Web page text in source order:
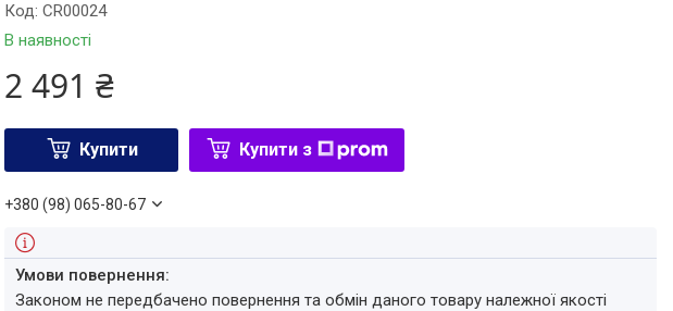
В наявності
Код:CR00024
2 491 ₴
Купити Купити з
+380 (98) 065-80-67
Законом не передбачено повернення та обмін даного товару належної якості